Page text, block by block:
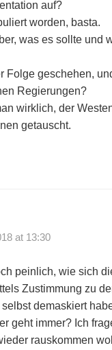
auf?
worden, basta.
was es sollte und
Folge geschehen,
Regierungen?
wirklich, der
getauscht.
at 13:30
peinlich, wie sich
Zustimmung zu
demaskiert
geht immer? Ich
rauskommen